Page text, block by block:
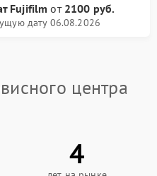
Fujifilm от 2100 руб.
дату 06.08.2026
центра
4